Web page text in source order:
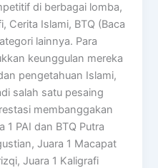
di berbagai lomba,
Cerita Islami, BTQ (Baca
lainnya. Para
keunggulan mereka
pengetahuan Islami,
salah satu pesaing
membanggakan
1 PAI dan BTQ Putra
Juara 1 Macapat
Juara 1 Kaligrafi